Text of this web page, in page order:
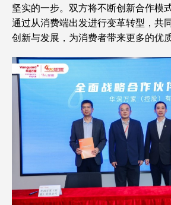
坚实的一步。双方将不断创新合作模
通过从消费端出发进行变革转型，共
创新与发展，为消费者带来更多的优